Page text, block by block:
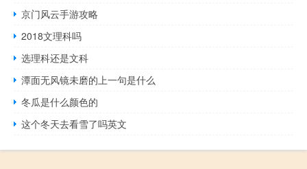
京门风云手游攻略
2018文理科吗
选理科还是文科
潭面无风镜未磨的上一句是什么
冬瓜是什么颜色的
这个冬天去看雪了吗英文